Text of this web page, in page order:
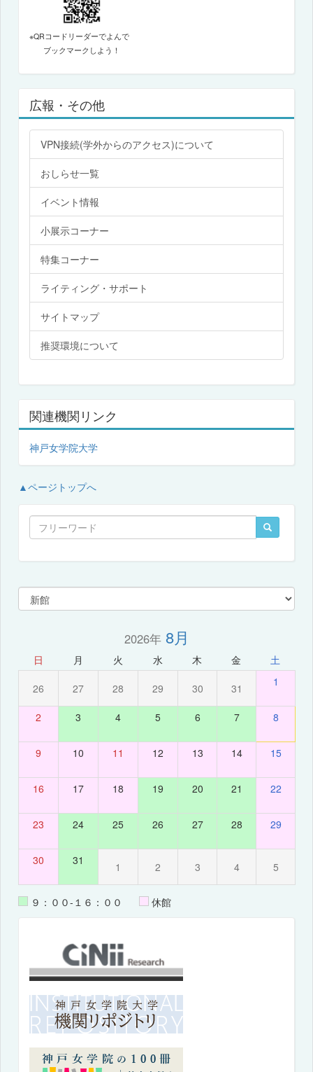
※QRコードリーダーでよんで
ブックマークしよう！
広報・その他
VPN接続(学外からのアクセス)について
おしらせ一覧
イベント情報
小展示コーナー
特集コーナー
ライティング・サポート
サイトマップ
推奨環境について
関連機関リンク
神戸女学院大学
▲ページトップへ
2026年8月
日 月 火 水 木 金 土
26 27 28 29 30 31 1
2 3 4 5 6 7 8
9 10 11 12 13 14 15
16 17 18 19 20 21 22
23 24 25 26 27 28 29
30 31 1 2 3 4 5
９：００-１６：００ 休館